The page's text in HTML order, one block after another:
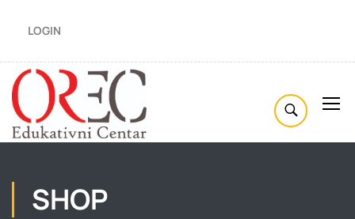
LOGIN
SHOP